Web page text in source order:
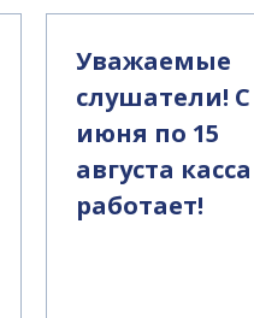
Уважаемые
слушатели! С
июня по 15
августа
работает!